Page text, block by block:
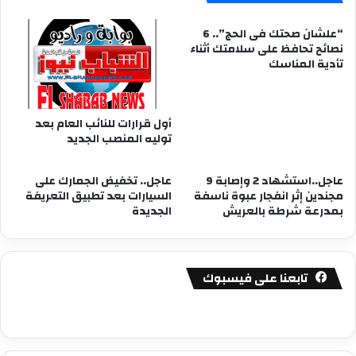
“علشان صحتك فى الحج”.. 6
نصائح تحافظ على سلامتك أثناء
تأدية المناسك
أول قرارات للنائب العام بعد
توليه المنصب الجديد
عاجل..استشهاد 2 وإصابة 9
مجندين إثر انفجار عبوة ناسفة
بمدرعة شرطة بالعريش
عاجل.. تخفيض الجمارك على
السيارات بعد تطبيق التعريفة
الجديدة
تابعنا على فيسبوك